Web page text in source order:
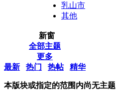
乳山市
其他
新窗
全部主题
更多
最新
热门 热帖 精华
本版块或指定的范围内尚无主题